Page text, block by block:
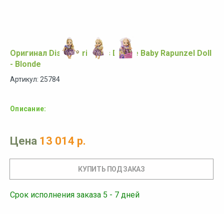
Оригинал Disney Princess Deluxe Baby Rapunzel Doll
- Blonde
Артикул: 25784
Описание:
Цена 13 014 р.
Срок исполнения заказа 5 - 7 дней